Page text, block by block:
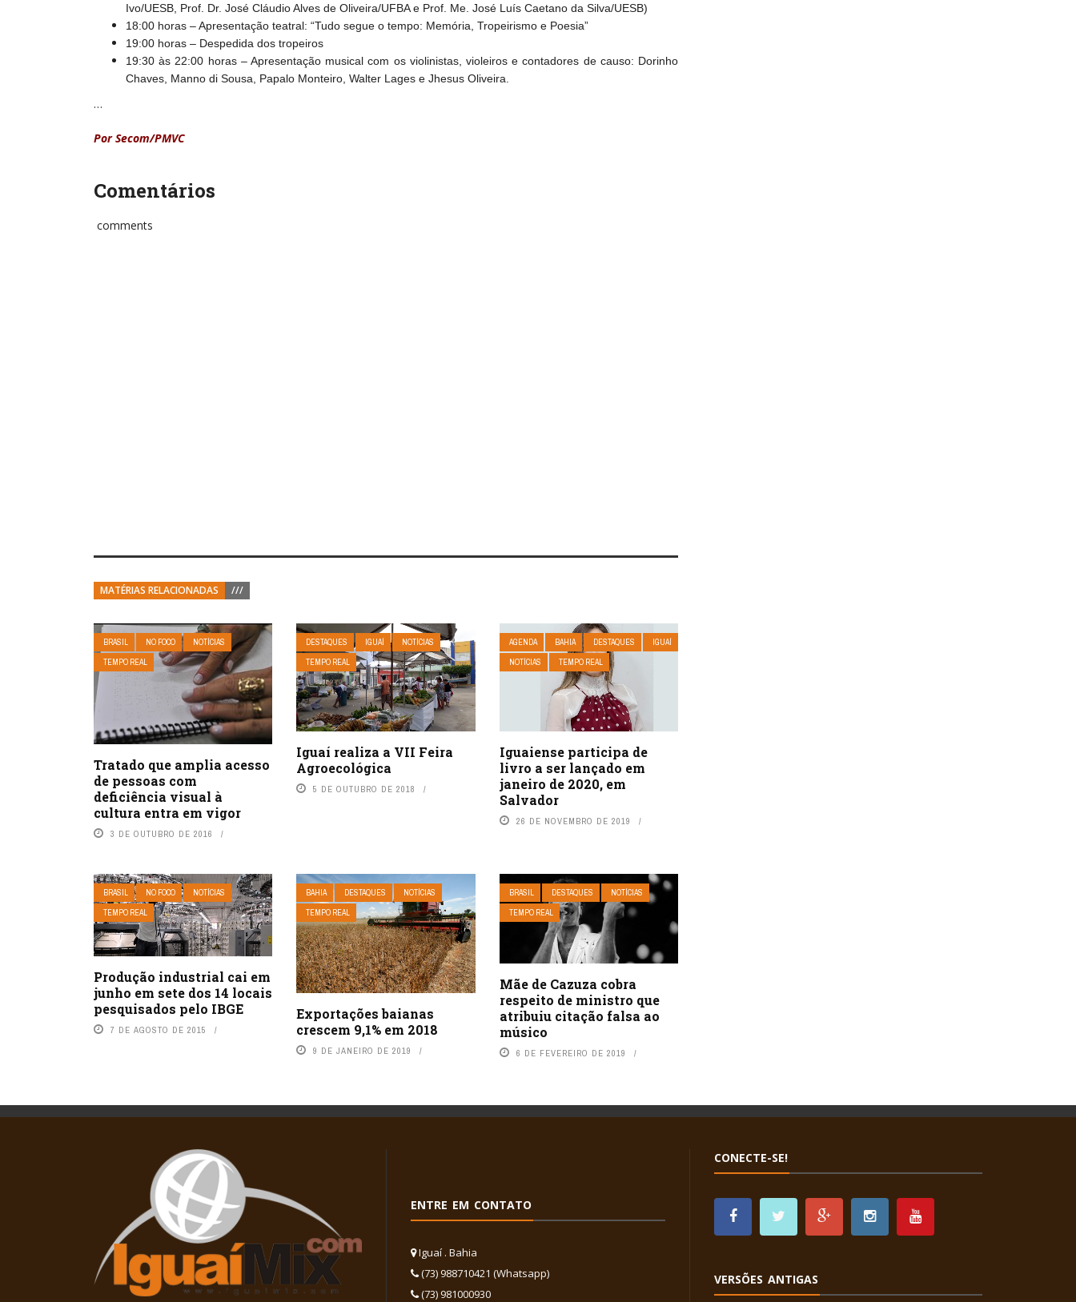
Ivo/UESB, Prof. Dr. José Cláudio Alves de Oliveira/UFBA e Prof. Me. José Luís Caetano da Silva/UESB)
18:00 horas – Apresentação teatral: “Tudo segue o tempo: Memória, Tropeirismo e Poesia”
19:00 horas – Despedida dos tropeiros
19:30 às 22:00 horas – Apresentação musical com os violinistas, violeiros e contadores de causo: Dorinho
Chaves, Manno di Sousa, Papalo Monteiro, Walter Lages e Jhesus Oliveira.
…
Por Secom/PMVC
Comentários
comments
MATÉRIAS RELACIONADAS ///
BRASIL NO FOCO
NOTÍCIAS
TEMPO REAL
Tratado que amplia acesso
de pessoas com
deficiência visual à
cultura entra em vigor
3 DE OUTUBRO DE 2016
DESTAQUES IGUAÍ
NOTÍCIAS
TEMPO REAL
Iguaí realiza a VII Feira
Agroecológica
5 DE OUTUBRO DE 2018
AGENDA BAHIA DESTAQUES
IGUAÍ
NOTÍCIAS
TEMPO REAL
Iguaiense participa de
livro a ser lançado em
janeiro de 2020, em
Salvador
26 DE NOVEMBRO DE 2019
BRASIL NO FOCO
NOTÍCIAS
TEMPO REAL
Produção industrial cai em
junho em sete dos 14 locais
pesquisados pelo IBGE
7 DE AGOSTO DE 2015
BAHIA DESTAQUES
NOTÍCIAS
TEMPO REAL
Exportações baianas
crescem 9,1% em 2018
9 DE JANEIRO DE 2019
BRASIL DESTAQUES
NOTÍCIAS
TEMPO REAL
Mãe de Cazuza cobra
respeito de ministro que
atribuiu citação falsa ao
músico
6 DE FEVEREIRO DE 2019
ENTRE EM CONTATO
Iguaí . Bahia
(73) 988710421 (Whatsapp)
(73) 981000930
CONECTE-SE!
VERSÕES ANTIGAS